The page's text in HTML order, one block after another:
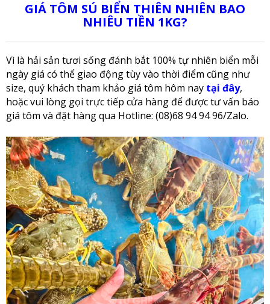
GIÁ TÔM SÚ BIỂN THIÊN NHIÊN BAO
NHIÊU TIỀN 1KG?
Vì là hải sản tươi sống đánh bắt 100% tự nhiên biển mỗi
ngày giá có thể giao động tùy vào thời điểm cũng như
size, quý khách tham khảo giá tôm hôm nay tại đây,
hoặc vui lòng gọi trực tiếp cửa hàng để được tư vấn báo
giá tôm và đặt hàng qua Hotline: (08)68 94 94 96/Zalo.